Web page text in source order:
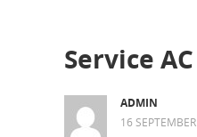
Service
ADMIN
16